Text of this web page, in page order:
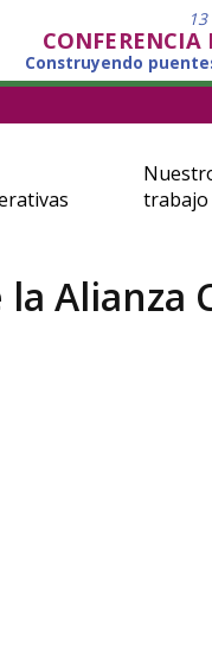
Construyendo
trabajo
Alianza